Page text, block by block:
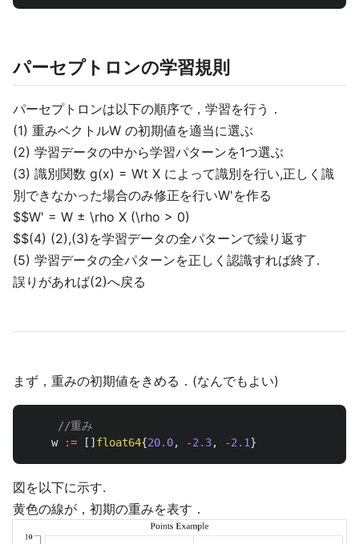
パーセプトロンの学習規則
パーセプトロンは以下の順序で，学習を行う．
(1) 重みベクトルW の初期値を適当に選ぶ
(2) 学習データの中から学習パターンを1つ選ぶ
(3) 識別関数 g(x) = Wt X によって識別を行い,正しく識
別できなかった場合のみ修正を行いW'を作る
$$W' = W ± \rho X (\rho > 0)
$$(4) (2),(3)を学習データの全パターンで繰り返す
(5) 学習データの全パターンを正しく認識すれば終了.
誤りがあれば(2)へ戻る
まず，重みの初期値をきめる．(なんでもよい)
//重み
w
:= [] float64{20.0, -2.3, -2.1}
図を以下に示す.
黄色の線が，初期の重みを表す．